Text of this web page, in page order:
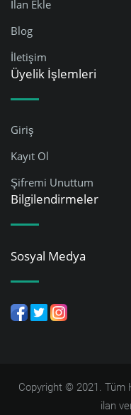
İlan Ekle
Blog
İletişim
Üyelik İşlemleri
Giriş
Kayıt Ol
Şifremi Unuttum
Bilgilendirmeler
Sosyal Medya
Copyright © 2021. Tüm
ilan